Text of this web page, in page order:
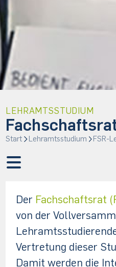
LEHRAMTSSTUDIUM
Start Lehramtsstudium FSR-
Der Fachschaftsrat
von der
Vertretung dieser
Damit werden die